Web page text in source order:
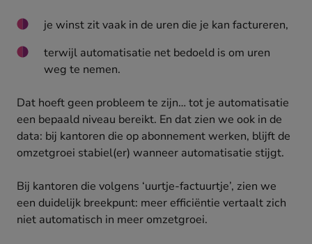
je winst zit vaak in de uren die je kan factureren,
terwijl automatisatie net bedoeld is om uren
weg te nemen.
Dat hoeft geen probleem te zijn… tot je automatisatie
een bepaald niveau bereikt. En dat zien we ook in de
data: bij kantoren die op abonnement werken, blijft de
omzetgroei stabiel(er) wanneer automatisatie stijgt.
Bij kantoren die volgens ‘uurtje-factuurtje’, zien we
een duidelijk breekpunt: meer efficiëntie vertaalt zich
niet automatisch in meer omzetgroei.